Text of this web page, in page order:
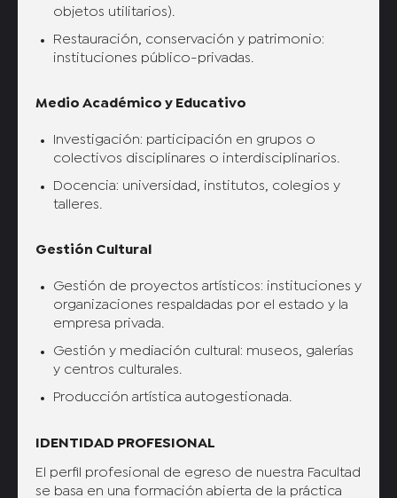
objetos utilitarios).
Restauración, conservación y patrimonio:
instituciones público-privadas.
Medio Académico y Educativo
Investigación: participación en grupos o
colectivos disciplinares o interdisciplinarios.
Docencia: universidad, institutos, colegios y
talleres.
Gestión Cultural
Gestión de proyectos artísticos: instituciones y
organizaciones respaldadas por el estado y la
empresa privada.
Gestión y mediación cultural: museos, galerías
y centros culturales.
Producción artística autogestionada.
IDENTIDAD PROFESIONAL
El perfil profesional de egreso de nuestra Facultad
se basa en una formación abierta de la práctica